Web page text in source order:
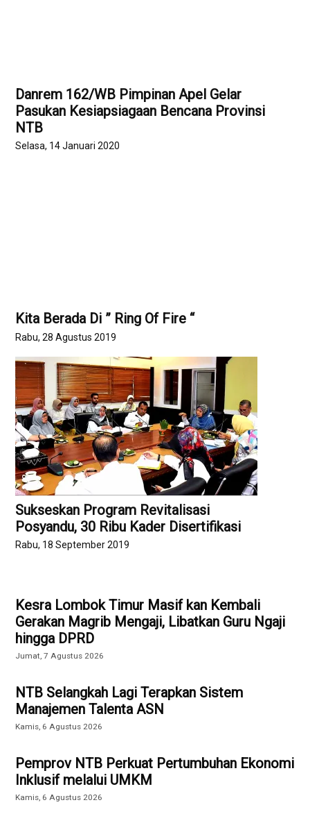
Danrem 162/WB Pimpinan Apel Gelar
Pasukan Kesiapsiagaan Bencana Provinsi
NTB
Selasa, 14 Januari 2020
Kita Berada Di ” Ring Of Fire “
Rabu, 28 Agustus 2019
Sukseskan Program Revitalisasi
Posyandu, 30 Ribu Kader Disertifikasi
Rabu, 18 September 2019
Kesra Lombok Timur Masif kan Kembali
Gerakan Magrib Mengaji, Libatkan Guru Ngaji
hingga DPRD
Jumat, 7 Agustus 2026
NTB Selangkah Lagi Terapkan Sistem
Manajemen Talenta ASN
Kamis, 6 Agustus 2026
Pemprov NTB Perkuat Pertumbuhan Ekonomi
Inklusif melalui UMKM
Kamis, 6 Agustus 2026